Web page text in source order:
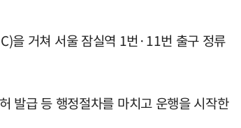
을 거쳐 서울 잠실역 1번·11번 출구 정류
발급 등 행정절차를 마치고 운행을 시작한